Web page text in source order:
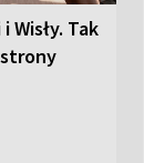
Wisły. Tak